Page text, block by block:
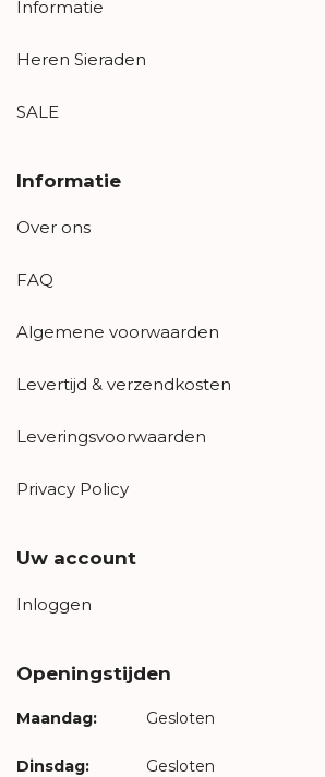
Informatie
Heren Sieraden
SALE
Informatie
Over ons
FAQ
Algemene voorwaarden
Levertijd & verzendkosten
Leveringsvoorwaarden
Privacy Policy
Uw account
Inloggen
Openingstijden
Maandag: Gesloten
Dinsdag: Gesloten